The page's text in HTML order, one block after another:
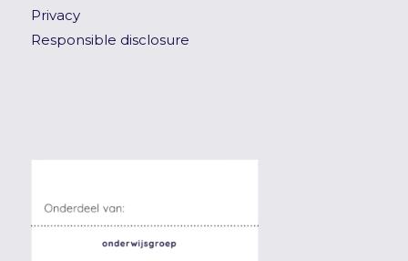
Privacy
Responsible disclosure